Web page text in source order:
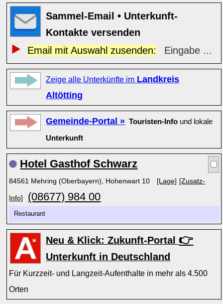
Sammel-Email • Unterkunft-
Kontakte versenden
Email mit Auswahl zusenden:
Eingabe ...
Zeige alle Unterkünfte im Landkreis
Altötting
Gemeinde-Portal » Touristen-Info und lokale
Unterkunft
Hotel Gasthof Schwarz
84561 Mehring (Oberbayern), Hohenwart 10 [Lage] [Zusatz-
Info] (08677) 984 00
Restaurant
Neu & Klick: Zukunft-Portal 👉
Unterkunft in Deutschland
Für Kurzzeit- und Langzeit-Aufenthalte in mehr als 4.500
Orten